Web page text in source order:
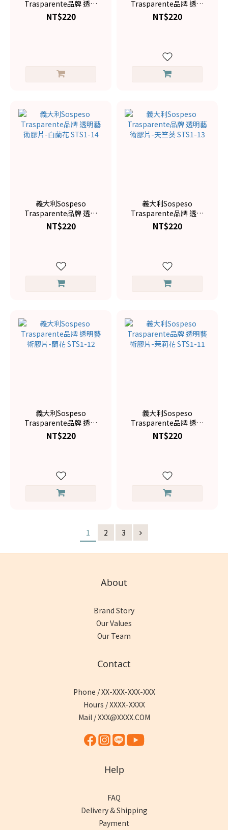
Trasparente品牌 透明
藝術膠片-藍色蝴蝶
STS2-02
NT$220
Trasparente品牌 透明
藝術膠片-雛菊 STS2-
01
NT$220
義大利Sospeso
Trasparente品牌 透明
藝術膠片-白蘭花 STS1-
14
NT$220
義大利Sospeso
Trasparente品牌 透明
藝術膠片-天竺葵 STS1-
13
NT$220
義大利Sospeso
Trasparente品牌 透明
藝術膠片-蘭花 STS1-
12
NT$220
義大利Sospeso
Trasparente品牌 透明
藝術膠片-茉莉花 STS1-
11
NT$220
1 2 3
About
Brand Story
Our Values
Our Team
Contact
Phone / XX-XXX-XXX-XXX
Hours / XXXX-XXXX
Mail / XXX@XXXX.COM
Help
FAQ
Delivery & Shipping
Payment